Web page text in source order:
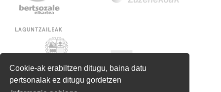
Cookie-ak erabiltzen ditugu, baina datu
pertsonalak ez ditugu gordetzen
LAGUNTZAILEAK